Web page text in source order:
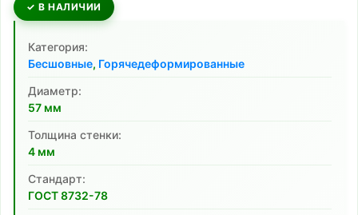
✓ В НАЛИЧИИ
Категория:
Бесшовные, Горячедеформированные
Диаметр:
57 мм
Толщина стенки:
4 мм
Cтандарт:
ГОСТ 8732-78